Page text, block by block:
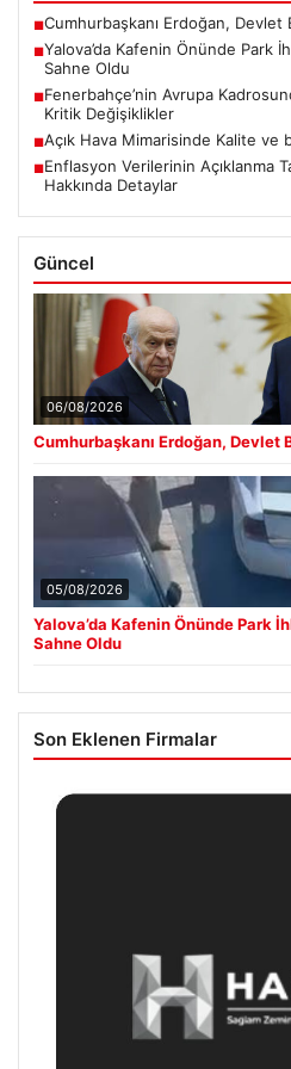
■Cumhurbaşkanı Erdoğan,
■Yalova’da Kafenin Önünde Park
Sahne Oldu
■Fenerbahçe’nin Avrupa
Kritik Değişiklikler
■Açık Hava Mimarisinde Kalite ve
■Enflasyon Verilerinin Açıklanma
Hakkında Detaylar
Güncel
06/08/2026
Cumhurbaşkanı Erdoğan, Devlet
05/08/2026
Yalova’da Kafenin Önünde Park
Sahne Oldu
Son Eklenen Firmalar